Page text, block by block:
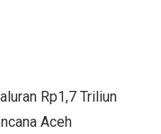
Rp1,7 Triliun
Aceh